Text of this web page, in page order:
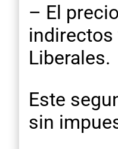
– El
Liberales.
Este
sin